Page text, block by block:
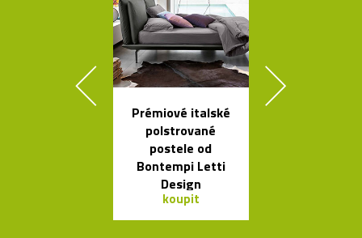
Prémiové italské
polstrované
postele od
Bontempi Letti
Design
koupit